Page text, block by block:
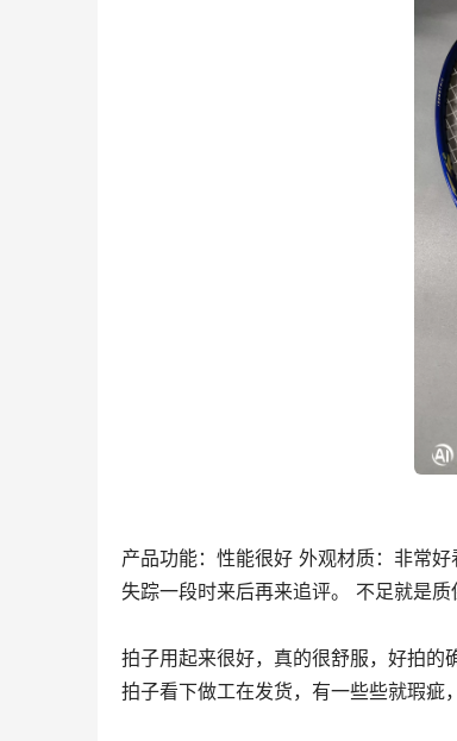
产品功能：性能很好 外观材质：非常
失踪一段时来后再来追评。 不足就是质
拍子用起来很好，真的很舒服，好拍的
拍子看下做工在发货，有一些些就瑕疵